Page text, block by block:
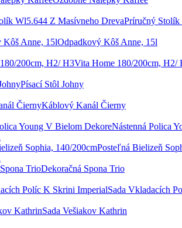
Príručný
Odpadkový Kôš Anne, 15l
Vita Home 180/200cm, H2/
Písací Stôl Johny
Káblový Kanál Čierny
Nástenná Polica
Posteľná Bielizeň
Dekoračná Spona Trio
Sada Vkladacích
Sada Vešiakov Kathrin